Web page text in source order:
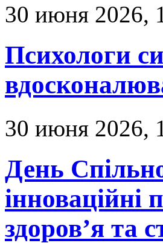
30 июня 2026,
Психологи
30 июня 2026,
День
інноваційні
здоров’я та